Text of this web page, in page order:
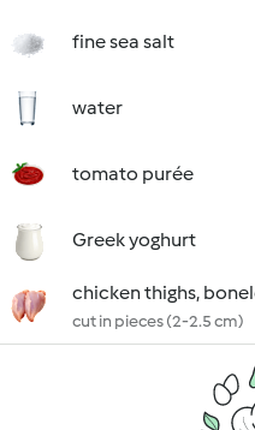
fine sea salt
water
tomato purée
Greek yoghurt
chicken thighs,
cut in pieces (2-2.5 cm)